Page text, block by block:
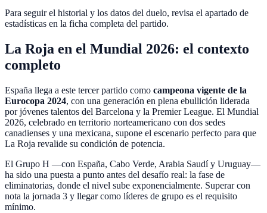
Para seguir el historial y los datos del duelo, revisa el apartado de
estadísticas en la ficha completa del partido.
La Roja en el Mundial 2026: el contexto
completo
España llega a este tercer partido como campeona vigente de la
Eurocopa 2024, con una generación en plena ebullición liderada
por jóvenes talentos del Barcelona y la Premier League. El Mundial
2026, celebrado en territorio norteamericano con dos sedes
canadienses y una mexicana, supone el escenario perfecto para que
La Roja revalide su condición de potencia.
El Grupo H —con España, Cabo Verde, Arabia Saudí y Uruguay—
ha sido una puesta a punto antes del desafío real: la fase de
eliminatorias, donde el nivel sube exponencialmente. Superar con
nota la jornada 3 y llegar como líderes de grupo es el requisito
mínimo.